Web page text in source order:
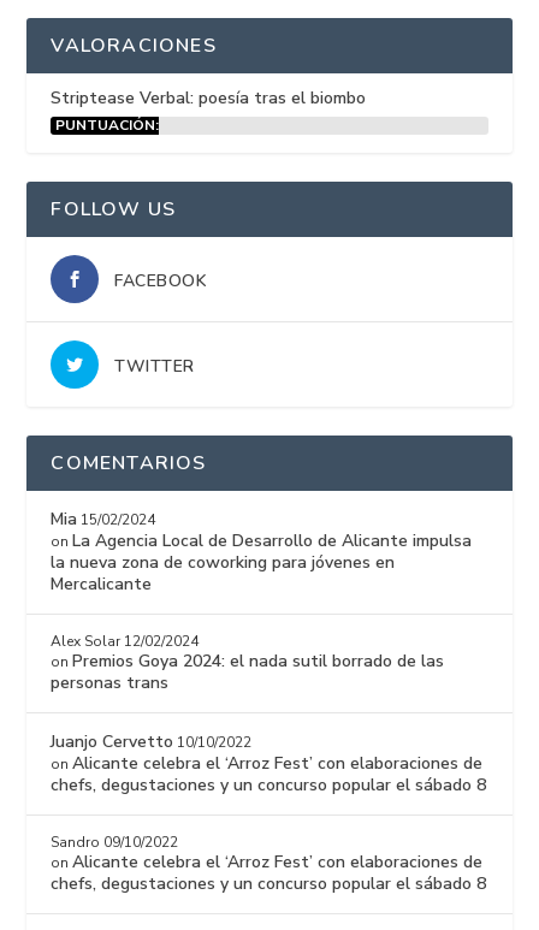
VALORACIONES
Striptease Verbal: poesía tras el biombo
PUNTUACIÓN:
FOLLOW US
FACEBOOK
TWITTER
COMENTARIOS
Mia 15/02/2024
onLa Agencia Local de Desarrollo de Alicante impulsa
la nueva zona de coworking para jóvenes en
Mercalicante
Alex Solar 12/02/2024
onPremios Goya 2024: el nada sutil borrado de las
personas trans
Juanjo Cervetto 10/10/2022
onAlicante celebra el ‘Arroz Fest’ con elaboraciones de
chefs, degustaciones y un concurso popular el sábado 8
Sandro 09/10/2022
onAlicante celebra el ‘Arroz Fest’ con elaboraciones de
chefs, degustaciones y un concurso popular el sábado 8